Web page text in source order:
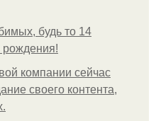
будь то 14
рождения!
компании сейчас
своего контента,